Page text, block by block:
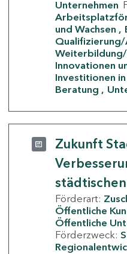
Unternehmen
und Wachsen
Qualifizierung/
Weiterbildung/
Innovationen
Investitionen
Beratung
Zukunft
städtischen
Förderart:
Öffentliche
Öffentliche
Förderzweck: